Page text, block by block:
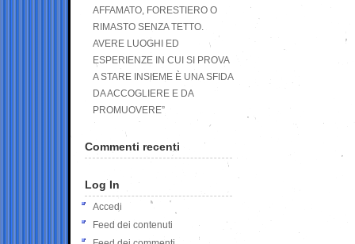
AFFAMATO, FORESTIERO O
RIMASTO SENZA TETTO.
AVERE LUOGHI ED
ESPERIENZE IN CUI SI PROVA
A STARE INSIEME È UNA SFIDA
DA ACCOGLIERE E DA
PROMUOVERE”
Commenti recenti
Log In
Accedi
Feed dei contenuti